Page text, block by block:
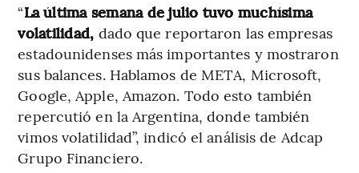
“La última semana de julio tuvo muchísima
volatilidad, dado que reportaron las empresas
estadounidenses más importantes y mostraron
sus balances. Hablamos de META, Microsoft,
Google, Apple, Amazon. Todo esto también
repercutió en la Argentina, donde también
vimos volatilidad”, indicó el análisis de Adcap
Grupo Financiero.